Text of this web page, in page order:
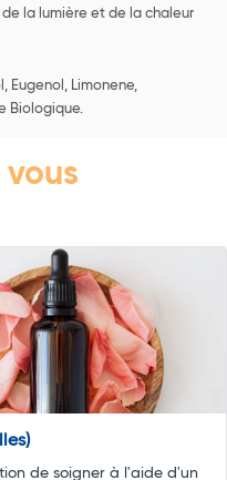
la lumière et de la chaleur
Eugenol, Limonene,
Biologique.
de soigner à l'aide d'un